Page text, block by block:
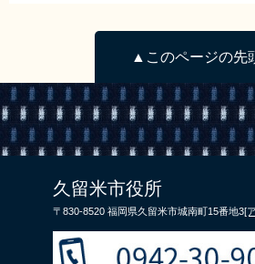
▲このページの先
久留米市役所
〒830-8520 福岡県久留米市城南町15番地3[